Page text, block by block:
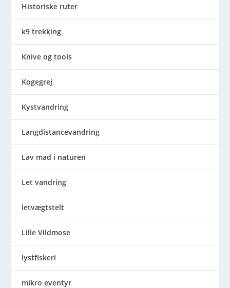
Historiske ruter
k9 trekking
Knive og tools
Kogegrej
Kystvandring
Langdistancevandring
Lav mad i naturen
Let vandring
letvægtstelt
Lille Vildmose
lystfiskeri
mikro eventyr